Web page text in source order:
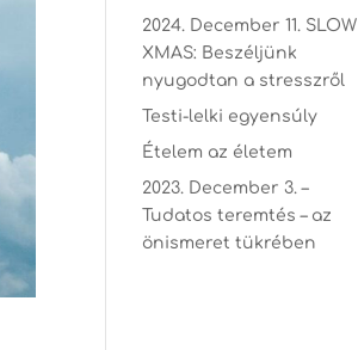
2024. December 11. SLOW
XMAS: Beszéljünk
nyugodtan a stresszről
Testi-lelki egyensúly
Ételem az életem
2023. December 3. –
Tudatos teremtés – az
önismeret tükrében